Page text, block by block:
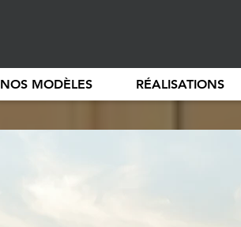
NOS MODÈLES RÉALISATIONS